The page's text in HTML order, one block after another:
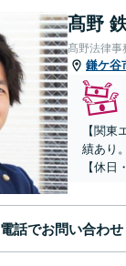
髙野
髙野法律事
鎌ケ谷
【関
績あり
【休日
電話でお問い合わせ